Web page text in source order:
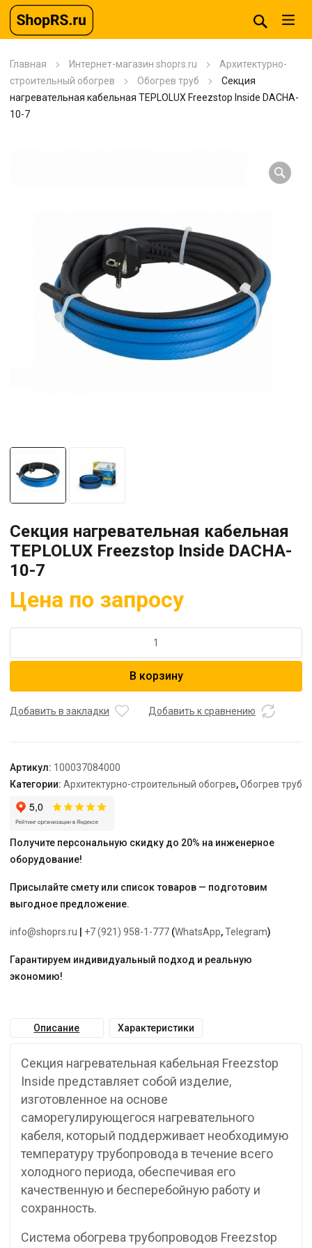
Главная Интернет-магазин shoprs.ru
Архитектурно-
строительный обогрев
Обогрев труб
Секция
нагревательная кабельная TEPLOLUX Freezstop Inside DACHA-
10-7
Секция нагревательная кабельная
TEPLOLUX Freezstop Inside DACHA-
10-7
Цена по запросу
Секция
TEPLOLUX
10-
7
В корзину
Добавить в закладки Добавить к сравнению
Артикул: 100037084000
Категории: Архитектурно-строительный обогрев,Обогрев труб
Получите персональную скидку до 20% на инженерное
оборудование!
Присылайте смету или список товаров — подготовим
выгодное предложение.
info@shoprs.ru +7 (921) 958-1-777 (WhatsApp,Telegram)
Гарантируем индивидуальный подход и реальную
экономию!
Описание Характеристики
Секция нагревательная кабельная Freezstop
Inside представляет собой изделие,
изготовленное на основе
саморегулирующегося нагревательного
кабеля, который поддерживает необходимую
температуру трубопровода в течение всего
холодного периода, обеспечивая его
качественную и бесперебойную работу и
сохранность.
Система обогрева трубопроводов Freezstop